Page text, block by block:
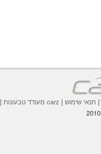
| תנאי שימוש | carz מעודד טבעונות |